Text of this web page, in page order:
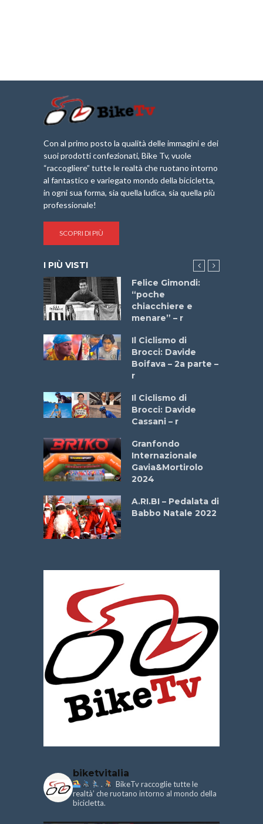
Con al primo posto la qualità delle immagini e dei
suoi prodotti confezionati, Bike Tv, vuole
“raccogliere” tutte le realtà che ruotano intorno
al fantastico e variegato mondo della bicicletta,
in ogni sua forma, sia quella ludica, sia quella più
professionale!
SCOPRI DI PIÙ
I PIÙ VISTI
Felice Gimondi:
“poche
chiacchiere e
menare” – r
Il Ciclismo di
Brocci: Davide
Boifava – 2a parte –
r
Il Ciclismo di
Brocci: Davide
Cassani – r
Granfondo
Internazionale
Gavia&Mortirolo
2024
A.RI.BI – Pedalata di
Babbo Natale 2022
biketvitalia
.
BikeTv raccoglie tutte le
realtà’ che ruotano intorno al mondo della
bicicletta.